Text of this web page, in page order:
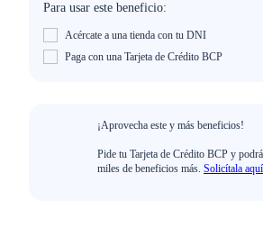
Para usar este beneficio:
Acércate a una tienda con tu DNI
Paga con una Tarjeta de Crédito BCP
¡Aprovecha este y más beneficios!
Pide tu Tarjeta de Crédito BCP y
miles de beneficios más. Solicítala aquí